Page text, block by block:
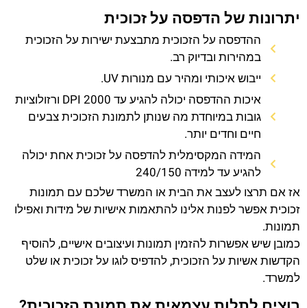
יתרונות של הדפסה על זכוכית
ההדפסה על הזכוכית מתבצעת ישירות על הזכוכית
במהירות ובדיוק רב.
ייבוש איכותי ומהיר עם מנורות UV.
איכות ההדפסה יכולה להגיע עד 2000 DPI ורזולוציות
גובות במיוחדת מה שנותן לתמונת הזכוכית צבעים
חיים וחדים יותר.
המידה המקסימלית להדפסה על זכוכית אחת יכולה
להגיע עד למידה 240/150
אז אם תרצו לעצב את הבית או המשרד שלכם עם תמונות
זכוכית אפשר לפנות אלינו להתאמות אישיות של מידות ואפילו
תמונות.
כמובן שיש אפשרות להזמין תמונות ועיצובים אישיים, להוסיף
הקדשות אשיות על הזכוכית, להדפיס לוגו על זכוכית או שלט
למשרד.